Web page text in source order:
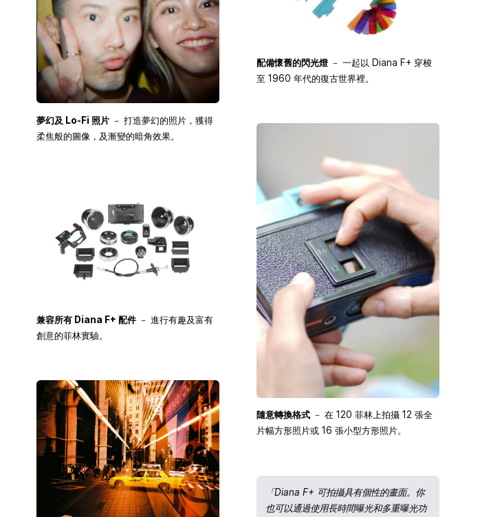
夢幻及 Lo-Fi 照片－ 打造夢幻的照片，獲得
柔焦般的圖像，及漸變的暗角效果。
配備懷舊的閃光燈－ 一起以 Diana F+ 穿梭
至 1960 年代的復古世界裡。
隨意轉換格式－ 在 120 菲林上拍攝 12 張全
片幅方形照片或 16 張小型方形照片。
兼容所有 Diana F+ 配件－ 進行有趣及富有
創意的菲林實驗。
「Diana F+ 可拍攝具有個性的畫面。你
也可以通過使用長時間曝光和多重曝光功